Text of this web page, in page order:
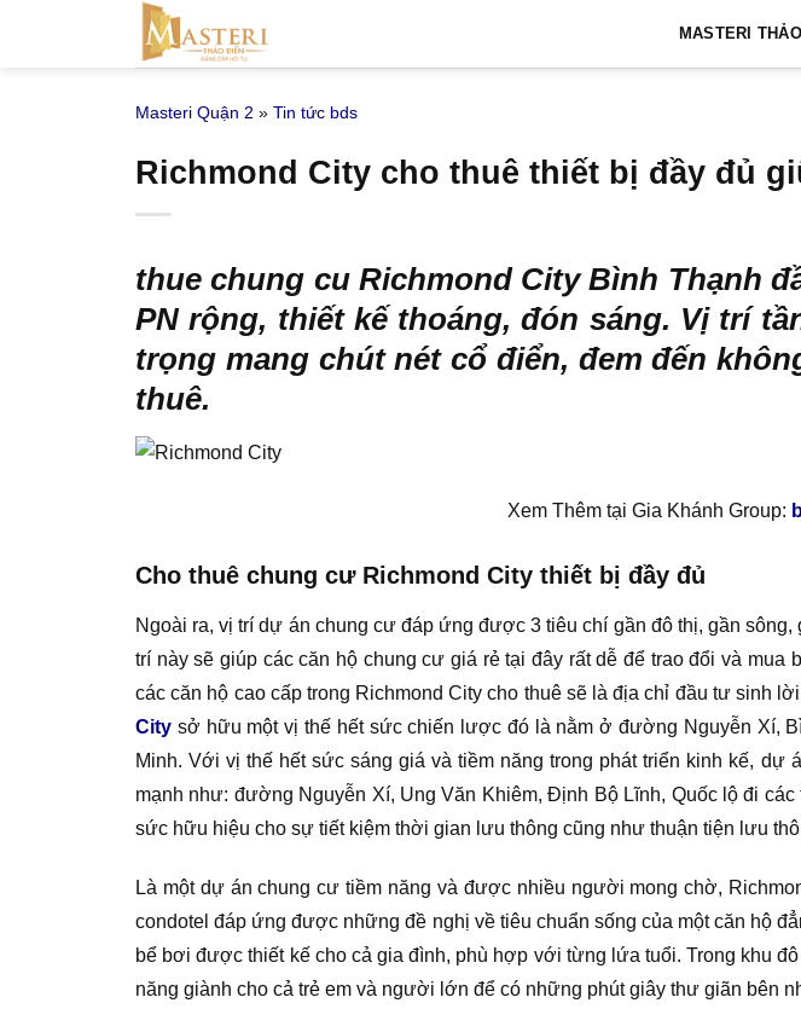
MASTERI
Masteri Quận 2 » Tin tức bds
Richmond City cho thuê thiết bị đầy đủ
thue chung cu Richmond CityBình Thạnh
PN rộng, thiết kế thoáng, đón sáng. Vị trí
trọng mang chút nét cổ điển, đem đến
thuê.
Xem Thêm tại Gia Khánh Group:
Cho thuê chung cư Richmond City thiết bị đầy đủ
Ngoài ra, vị trí dự án chung cư đáp ứng được 3 tiêu chí gần đô thị, gần
trí này sẽ giúp các căn hộ chung cư giá rẻ tại đây rất dễ để trao đổi và
các căn hộ cao cấp trong Richmond City cho thuê sẽ là địa chỉ đầu tư sinh
City sở hữu một vị thế hết sức chiến lược đó là nằm ở đường Nguyễn Xí,
Minh. Với vị thế hết sức sáng giá và tiềm năng trong phát triển kinh kế,
mạnh như: đường Nguyễn Xí, Ung Văn Khiêm, Định Bộ Lĩnh, Quốc lộ đi
sức hữu hiệu cho sự tiết kiệm thời gian lưu thông cũng như thuận tiện lưu
Là một dự án chung cư tiềm năng và được nhiều người mong chờ,
condotel đáp ứng được những đề nghị về tiêu chuẩn sống của một căn hộ
bể bơi được thiết kế cho cả gia đình, phù hợp với từng lứa tuổi. Trong khu
năng giành cho cả trẻ em và người lớn để có những phút giây thư giãn bên